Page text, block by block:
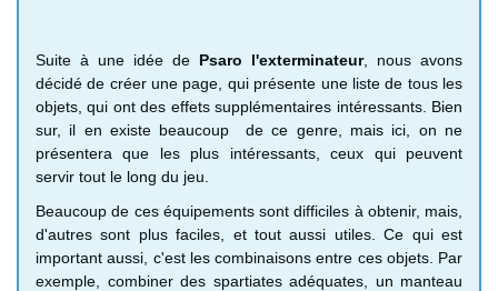
Suite à une idée de Psaro l'exterminateur, nous avons
décidé de créer une page, qui présente une liste de tous les
objets, qui ont des effets supplémentaires intéressants. Bien
sur, il en existe beaucoup de ce genre, mais ici, on ne
présentera que les plus intéressants, ceux qui peuvent
servir tout le long du jeu.
Beaucoup de ces équipements sont difficiles à obtenir, mais,
d'autres sont plus faciles, et tout aussi utiles. Ce qui est
important aussi, c'est les combinaisons entre ces objets. Par
exemple, combiner des spartiates adéquates, un manteau